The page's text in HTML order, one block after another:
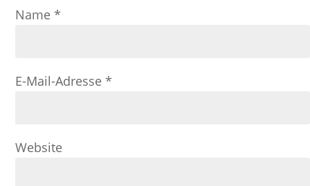
Name *
E-Mail-Adresse *
Website